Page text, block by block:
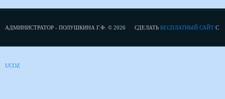
АДМИНИСТРАТОР - ПОЛУШКИНА Г.Ф. © 2026 СДЕЛАТЬ БЕСПЛАТНЫЙ САЙТ С
UCOZ